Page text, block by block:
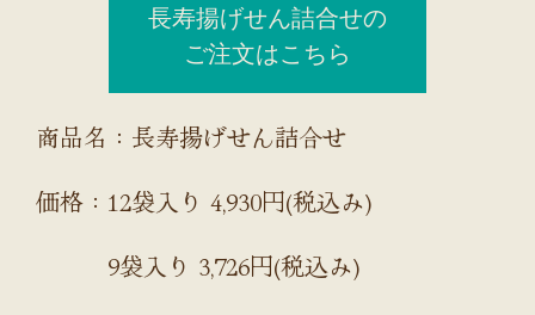
長寿揚げせん詰合せの
ご注文はこちら
商品名：長寿揚げせん詰合せ
価格：12袋入り 4,930円(税込み)
9袋入り 3,726円(税込み)